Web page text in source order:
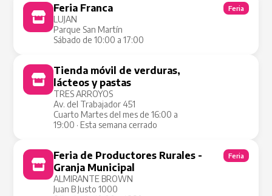
Feria Franca
LUJAN
Parque San Martín
Sábado de 10:00 a 17:00
Feria
Tienda móvil de verduras,
lácteos y pastas
TRES ARROYOS
Av. del Trabajador 451
Cuarto Martes del mes de 16:00 a
19:00 · Esta semana cerrado
Feria de Productores Rurales -
Granja Municipal
ALMIRANTE BROWN
Juan B Justo 1000
Feria